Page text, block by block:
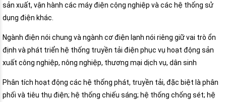
sản xuất, vận hành các máy điện cộng nghiệp và các hệ thống sử
dụng điện khác.
Ngành điện nói chung và ngành cơ điện lạnh nói riêng giữ vai trò ổn
định và phát triển hệ thống truyền tải điện phục vụ hoạt động sản
xuất công nghiệp, nông nghiệp, thương mại dịch vụ, dân sinh
Phân tích hoạt động các hệ thống phát, truyền tải, đặc biệt là phân
phối và tiêu thụ điện; hệ thống chiếu sáng; hệ thống chống sét; hệ